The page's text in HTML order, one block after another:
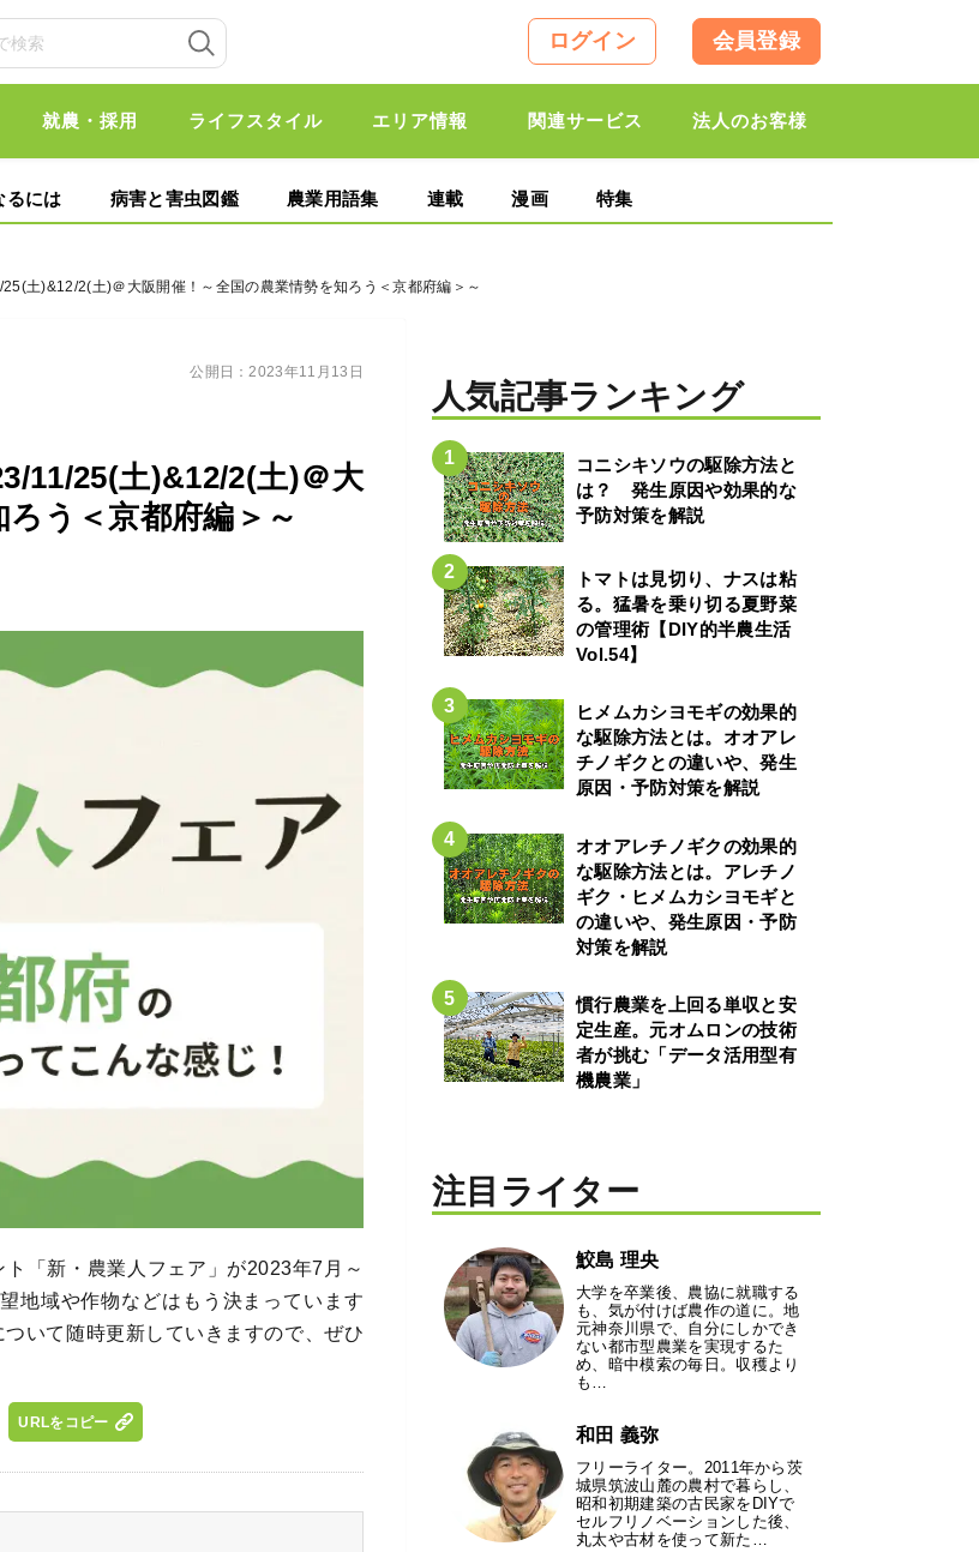
ログイン 会員登録
就農・採用 ライフスタイル エリア情報 関連サービス 法人のお客様
るには 病害と害虫図鑑 農業用語集 連載 漫画 特集
土)&12/2(土)＠大阪開催！～全国の農業情勢を知ろう＜京都府編＞～
11/25(土)&12/2(土)＠大
う＜京都府編＞～
公開日：2023年11月13日
「新・農業人フェア」が2023年7月～
地域や作物などはもう決まっています
いて随時更新していきますので、ぜひ
URLをコピー
人気記事ランキング
コニシキソウの駆除方法と
は？ 発生原因や効果的な
予防対策を解説
トマトは見切り、ナスは粘
る。猛暑を乗り切る夏野菜
の管理術【DIY的半農生活
Vol.54】
ヒメムカシヨモギの効果的
な駆除方法とは。オオアレ
チノギクとの違いや、発生
原因・予防対策を解説
オオアレチノギクの効果的
な駆除方法とは。アレチノ
ギク・ヒメムカシヨモギと
の違いや、発生原因・予防
対策を解説
慣行農業を上回る単収と安
定生産。元オムロンの技術
者が挑む「データ活用型有
機農業」
注目ライター
鮫島 理央
大学を卒業後、農協に就職する
も、気が付けば農作の道に。地
元神奈川県で、自分にしかでき
ない都市型農業を実現するた
め、暗中模索の毎日。収穫より
も…
和田 義弥
フリーライター。2011年から茨
城県筑波山麓の農村で暮らし、
昭和初期建築の古民家をDIYで
セルフリノベーションした後、
丸太や古材を使って新た…